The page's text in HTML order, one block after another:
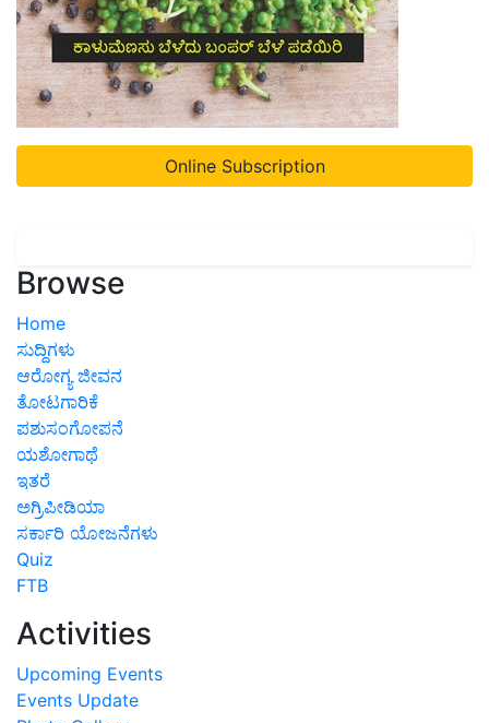
Online Subscription
Browse
Home
ಸುದ್ದಿಗಳು
ಆರೋಗ್ಯ ಜೀವನ
ತೋಟಗಾರಿಕೆ
ಪಶುಸಂಗೋಪನೆ
ಯಶೋಗಾಥೆ
ಇತರೆ
ಅಗ್ರಿಪೀಡಿಯಾ
ಸರ್ಕಾರಿ ಯೋಜನೆಗಳು
Quiz
FTB
Activities
Upcoming Events
Events Update